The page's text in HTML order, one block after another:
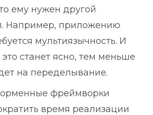
ему нужен другой
Например, приложению
мультиязычность. И
станет ясно, тем меньше
на переделывание.
фреймворки
время реализации